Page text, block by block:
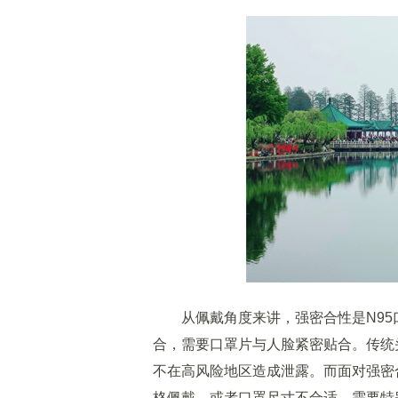
从佩戴角度来讲，强密合性是N95
合，需要口罩片与人脸紧密贴合。传
不在高风险地区造成泄露。而面对强